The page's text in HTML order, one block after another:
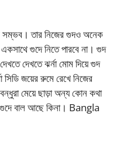
সম্ভব। তার নিজের গুদও অনেক
গুদে নিতে পারবে না। গুদ
দেখতে ঝর্না মোম দিয়ে গুদ
সিডি জয়ের রুমে রেখে নিজের
মেয়ে ছাড়া অন্য কোন কথা
বাল আছে কিনা। Bangla